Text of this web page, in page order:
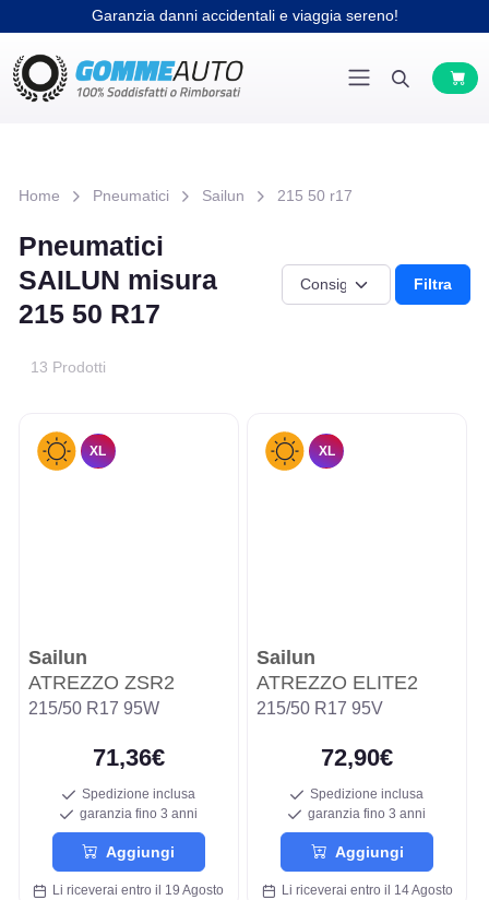
Garanzia danni accidentali e viaggia sereno!
Home Pneumatici Sailun 215 50 r17
Pneumatici
SAILUN misura
215 50 R17
Filtra
13 Prodotti
XL
Sailun
ATREZZO ZSR2
215/50 R17 95W
71,36€
Spedizione inclusa
garanzia fino 3 anni
Aggiungi
Li riceverai entro il 19 Agosto
XL
Sailun
ATREZZO ELITE2
215/50 R17 95V
72,90€
Spedizione inclusa
garanzia fino 3 anni
Aggiungi
Li riceverai entro il 14 Agosto